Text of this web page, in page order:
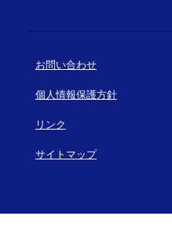
お問い合わせ
個人情報保護方針
リンク
サイトマップ